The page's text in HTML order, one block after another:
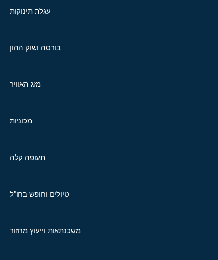
עגלת תינוקות
בורסה ושוק ההון
מזג האוויר
מכוניות
תעופה קלה
טיולים וחופש בחו"ל
משכנתאות וייעוץ מחזור